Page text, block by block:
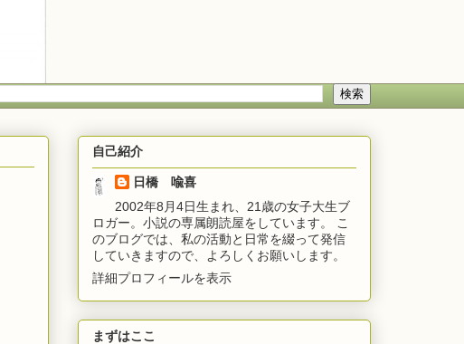
自己紹介
日橋 喩喜
2002年8月4日生まれ、21歳の女子大生ブ
ロガー。小説の専属朗読屋をしています。 こ
のブログでは、私の活動と日常を綴って発信
していきますので、よろしくお願いします。
詳細プロフィールを表示
まずはここ